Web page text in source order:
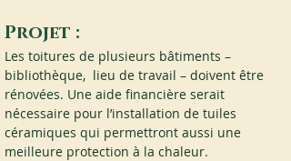
Projet :
Les toitures de plusieurs bâtiments –
bibliothèque,  lieu de travail – doivent être
rénovées. Une aide financière serait
nécessaire pour l’installation de tuiles
céramiques qui permettront aussi une
meilleure protection à la chaleur.